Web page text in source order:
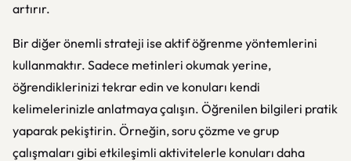
artırır.
Bir diğer önemli strateji ise aktif öğrenme yöntemlerini
kullanmaktır. Sadece metinleri okumak yerine,
öğrendiklerinizi tekrar edin ve konuları kendi
kelimelerinizle anlatmaya çalışın. Öğrenilen bilgileri pratik
yaparak pekiştirin. Örneğin, soru çözme ve grup
çalışmaları gibi etkileşimli aktivitelerle konuları daha